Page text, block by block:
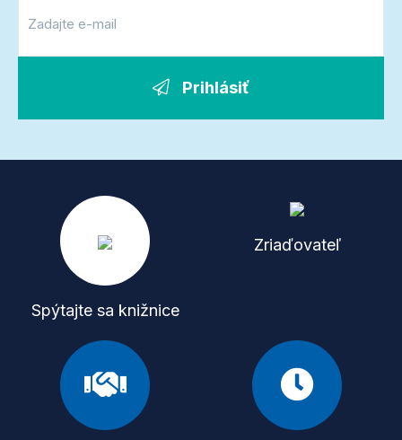
Prihlásiť
Spýtajte sa knižnice
Zriaďovateľ